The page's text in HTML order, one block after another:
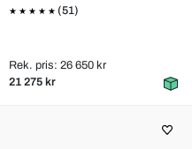
(51)
Rek. pris: 26 650 kr
21 275 kr